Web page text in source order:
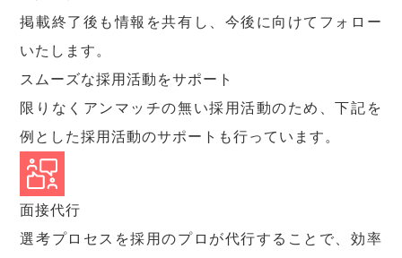
掲載終了後も情報を共有し、今後に向けてフォロー
いたします。
スムーズな採用活動をサポート
限りなくアンマッチの無い採用活動のため、下記を
例とした採用活動のサポートも行っています。
面接代行
選考プロセスを採用のプロが代行することで、効率